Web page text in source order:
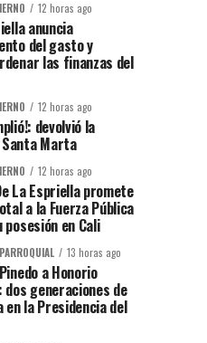
12 horas ago
anuncia
del gasto y
las finanzas del
12 horas ago
devolvió la
Santa Marta
12 horas ago
La Espriella promete
a la Fuerza Pública
en Cali
13 horas ago
a Honorio
dos generaciones de
en la Presidencia del